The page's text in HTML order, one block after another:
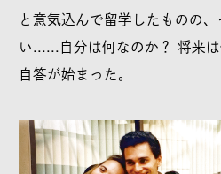
と意気込んで留学したものの
い......自分は何なのか？ 将来
自答が始まった。